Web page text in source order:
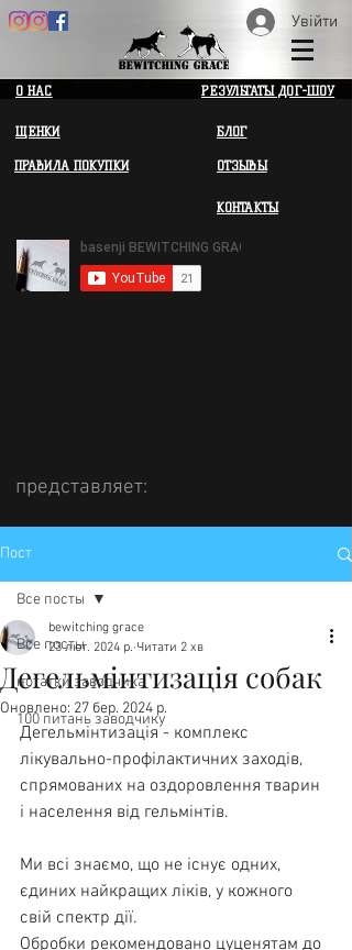
Увійти
О НАС РЕЗУЛЬТАТЫ ДОГ-ШОУ
ЩЕНКИ
ПРАВИЛА ПОКУПКИ
БЛОГ
ОТЗЫВЫ
КОНТАКТЫ
представляет:
Пост
Все посты
нотатки заводчика
100 питань заводчику
Все посты
Дегельмінтизація собак
bewitching grace
23 лют. 2024 р. Читати 2 хв
Оновлено: 27 бер. 2024 р.
Дегельмінтизація - комплекс
лікувально-профілактичних заходів,
спрямованих на оздоровлення тварин
і населення від гельмінтів.
Ми всі знаємо, що не існує одних,
єдиних найкращих ліків, у кожного
свій спектр дії.
Обробки рекомендовано цуценятам до